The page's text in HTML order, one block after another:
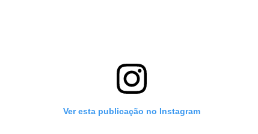
Ver esta publicação no Instagram